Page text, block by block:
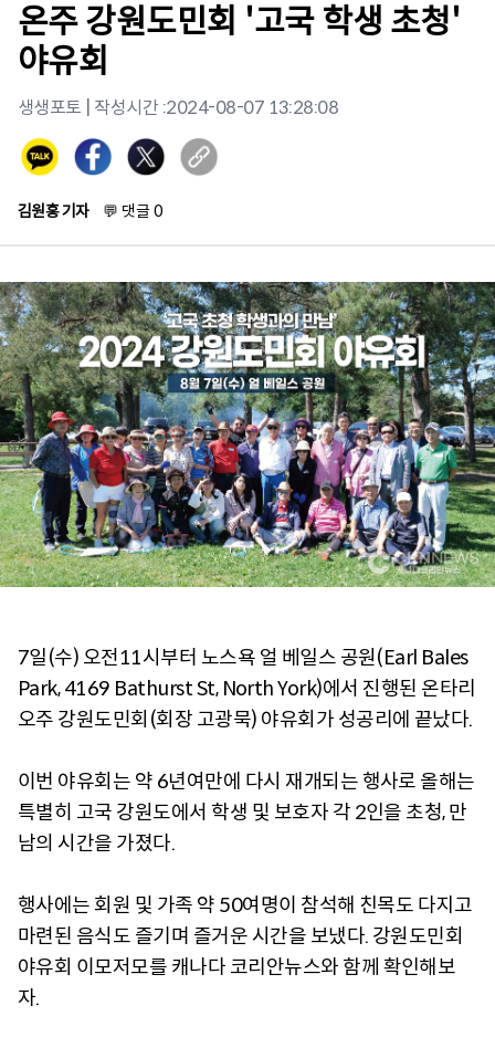
온주 강원도민회 '고국 학생 초청'
야유회
생생포토 | 작성시간 :2024-08-07 13:28:08
김원홍 기자 💬 댓글 0
7일(수) 오전11시부터 노스욕 얼 베일스 공원(Earl Bales
Park, 4169 Bathurst St, North York)에서 진행된 온타리
오주 강원도민회(회장 고광묵) 야유회가 성공리에 끝났다.
이번 야유회는 약 6년여만에 다시 재개되는 행사로 올해는
특별히 고국 강원도에서 학생 및 보호자 각 2인을 초청, 만
남의 시간을 가졌다.
행사에는 회원 및 가족 약 50여명이 참석해 친목도 다지고
마련된 음식도 즐기며 즐거운 시간을 보냈다. 강원도민회
야유회 이모저모를 캐나다 코리안뉴스와 함께 확인해보
자.